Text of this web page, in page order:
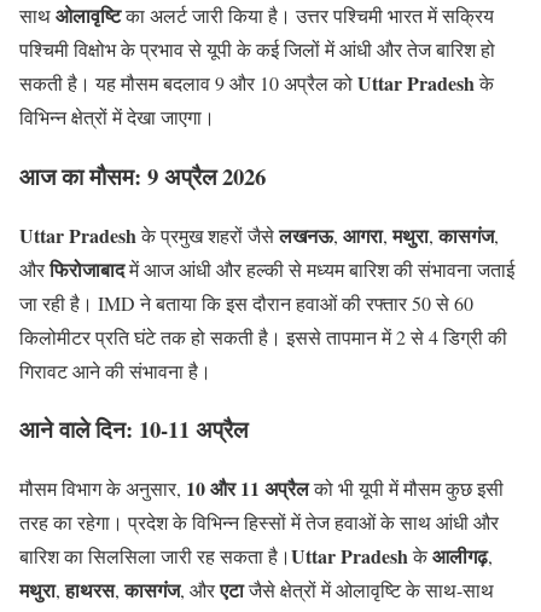
साथओलावृष्टिका अलर्ट जारी किया है। उत्तर पश्चिमी भारत में सक्रिय
पश्चिमी विक्षोभ के प्रभाव से यूपी के कई जिलों में आंधी और तेज बारिश हो
सकती है। यह मौसम बदलाव 9 और 10 अप्रैल कोUttar Pradeshके
विभिन्न क्षेत्रों में देखा जाएगा।
आज का मौसम: 9 अप्रैल 2026
Uttar Pradeshके प्रमुख शहरों जैसेलखनऊ, आगरा,मथुरा,कासगंज,
औरफिरोजाबादमें आज आंधी और हल्की से मध्यम बारिश की संभावना जताई
जा रही है। IMD ने बताया कि इस दौरान हवाओं की रफ्तार 50 से 60
किलोमीटर प्रति घंटे तक हो सकती है। इससे तापमान में 2 से 4 डिग्री की
गिरावट आने की संभावना है।
आने वाले दिन: 10-11 अप्रैल
मौसम विभाग के अनुसार, 10 और 11 अप्रैलको भी यूपी में मौसम कुछ इसी
तरह का रहेगा। प्रदेश के विभिन्न हिस्सों में तेज हवाओं के साथ आंधी और
बारिश का सिलसिला जारी रह सकता है।Uttar Pradeshकेआलीगढ़,
मथुरा,हाथरस,कासगंज, औरएटाजैसे क्षेत्रों में ओलावृष्टि के साथ-साथ